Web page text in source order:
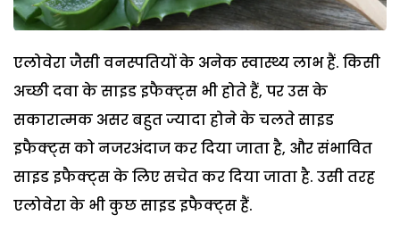
एलोवेरा जैसी वनस्पतियों के अनेक स्वास्थ्य लाभ हैं. किसी
अच्छी दवा के साइड इफैक्ट्स भी होते हैं, पर उस के
सकारात्मक असर बहुत ज्यादा होने के चलते साइड
इफैक्ट्स को नजरअंदाज कर दिया जाता है, और संभावित
साइड इफैक्ट्स के लिए सचेत कर दिया जाता है. उसी तरह
एलोवेरा के भी कुछ साइड इफैक्ट्स हैं.